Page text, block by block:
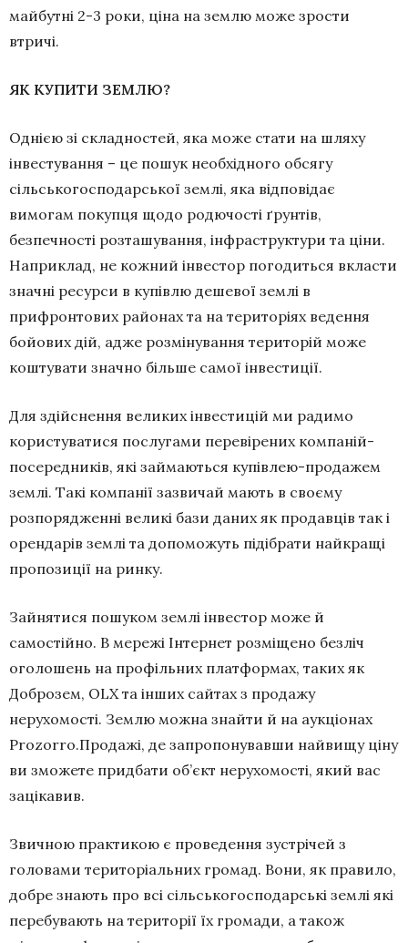
майбутні 2-3 роки, ціна на землю може зрости
втричі.
ЯК КУПИТИ ЗЕМЛЮ?
Однією зі складностей, яка може стати на шляху
інвестування – це пошук необхідного обсягу
сільськогосподарської землі, яка відповідає
вимогам покупця щодо родючості ґрунтів,
безпечності розташування, інфраструктури та ціни.
Наприклад, не кожний інвестор погодиться вкласти
значні ресурси в купівлю дешевої землі в
прифронтових районах та на територіях ведення
бойових дій, адже розмінування територій може
коштувати значно більше самої інвестиції.
Для здійснення великих інвестицій ми радимо
користуватися послугами перевірених компаній-
посередників, які займаються купівлею-продажем
землі. Такі компанії зазвичай мають в своєму
розпорядженні великі бази даних як продавців так і
орендарів землі та допоможуть підібрати найкращі
пропозиції на ринку.
Зайнятися пошуком землі інвестор може й
самостійно. В мережі Інтернет розміщено безліч
оголошень на профільних платформах, таких як
Доброзем, OLX та інших сайтах з продажу
нерухомості. Землю можна знайти й на аукціонах
Prozorro.Продажі, де запропонувавши найвищу ціну
ви зможете придбати об’єкт нерухомості, який вас
зацікавив.
Звичною практикою є проведення зустрічей з
головами територіальних громад. Вони, як правило,
добре знають про всі сільськогосподарські землі які
перебувають на території їх громади, а також